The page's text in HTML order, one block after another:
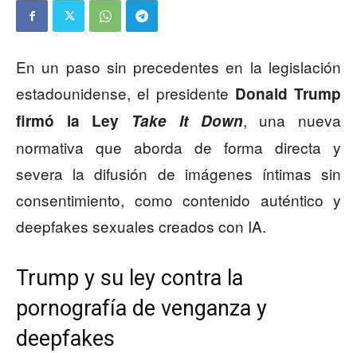
En un paso sin precedentes en la legislación
estadounidense, el presidente Donald Trump
firmó la Ley Take It Down, una nueva
normativa que aborda de forma directa y
severa la difusión de imágenes íntimas sin
consentimiento, como contenido auténtico y
deepfakes sexuales creados con IA.
Trump y su ley contra la
pornografía de venganza y
deepfakes